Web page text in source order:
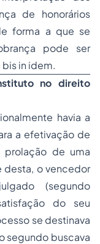
de honorários
forma a que se
pode ser
in idem.
no direito
havia a
a efetivação de
de uma
desta, o vencedor
(segundo
do seu
se destinava
segundo buscava